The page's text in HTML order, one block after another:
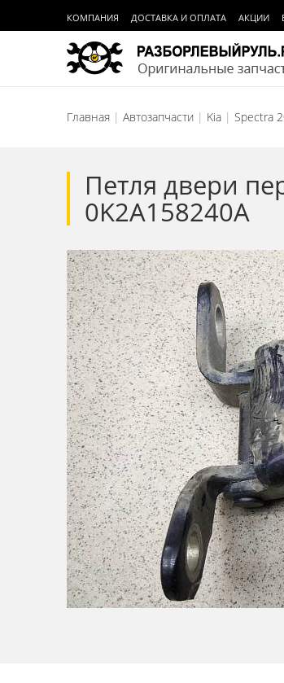
КОМПАНИЯ ДОСТАВКА И ОПЛАТА АКЦИИ
Главная Автозапчасти Kia Spectra
Петля двери
0K2A158240A